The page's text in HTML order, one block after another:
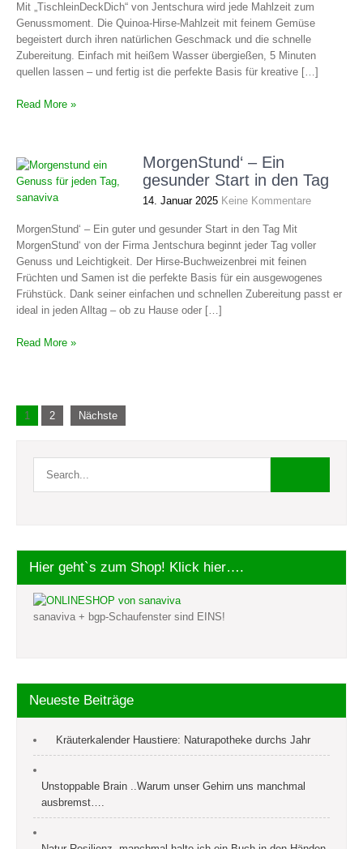
Mit „TischleinDeckDich“ von Jentschura wird jede Mahlzeit zum
Genussmoment. Die Quinoa-Hirse-Mahlzeit mit feinem Gemüse
begeistert durch ihren natürlichen Geschmack und die schnelle
Zubereitung. Einfach mit heißem Wasser übergießen, 5 Minuten
quellen lassen – und fertig ist die perfekte Basis für kreative […]
Read More »
MorgenStund‘ – Ein
gesunder Start in den Tag
14. Januar 2025 Keine Kommentare
MorgenStund‘ – Ein guter und gesunder Start in den Tag Mit
MorgenStund‘ von der Firma Jentschura beginnt jeder Tag voller
Genuss und Leichtigkeit. Der Hirse-Buchweizenbrei mit feinen
Früchten und Samen ist die perfekte Basis für ein ausgewogenes
Frühstück. Dank seiner einfachen und schnellen Zubereitung passt er
ideal in jeden Alltag – ob zu Hause oder […]
Read More »
Beitragsnavigation
1 2 Nächste
Hier geht`s zum Shop! Klick hier….
sanaviva + bgp-Schaufenster sind EINS!
Neueste Beiträge
Kräuterkalender Haustiere: Naturapotheke durchs Jahr
Unstoppable Brain ..Warum unser Gehirn uns manchmal
ausbremst….